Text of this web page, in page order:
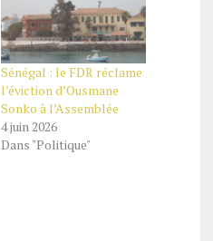
Sénégal : le FDR réclame
l’éviction d’Ousmane
Sonko à l’Assemblée
4 juin 2026
Dans "Politique"